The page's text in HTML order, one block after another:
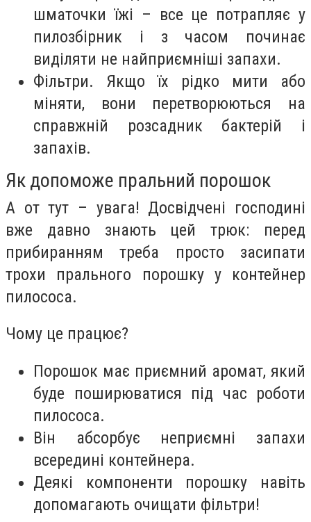
шматочки їжі – все це потрапляє у
пилозбірник і з часом починає
виділяти не найприємніші запахи.
Фільтри. Якщо їх рідко мити або
міняти, вони перетворюються на
справжній розсадник бактерій і
запахів.
Як допоможе пральний порошок
А от тут – увага! Досвідчені господині
вже давно знають цей трюк: перед
прибиранням треба просто засипати
трохи прального порошку у контейнер
пилососа.
Чому це працює?
Порошок має приємний аромат, який
буде поширюватися під час роботи
пилососа.
Він абсорбує неприємні запахи
всередині контейнера.
Деякі компоненти порошку навіть
допомагають очищати фільтри!